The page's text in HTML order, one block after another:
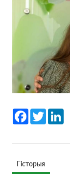
Facebook
Twitter
Гісторыя